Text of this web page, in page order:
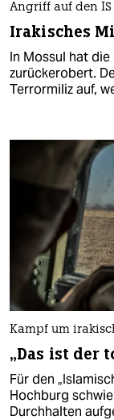
Angriff auf den
Irakisches
In Mossul hat
zurückerobert.
Terrormiliz auf,
Kampf um
„Das ist der
Für den
Hochburg
Durchhalten